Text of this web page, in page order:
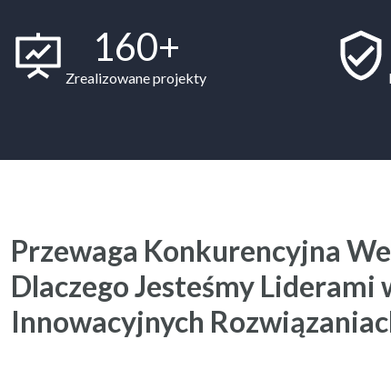
160+
Zrealizowane projekty
Przewaga Konkurencyjna
Dlaczego Jesteśmy Liderami
Innowacyjnych